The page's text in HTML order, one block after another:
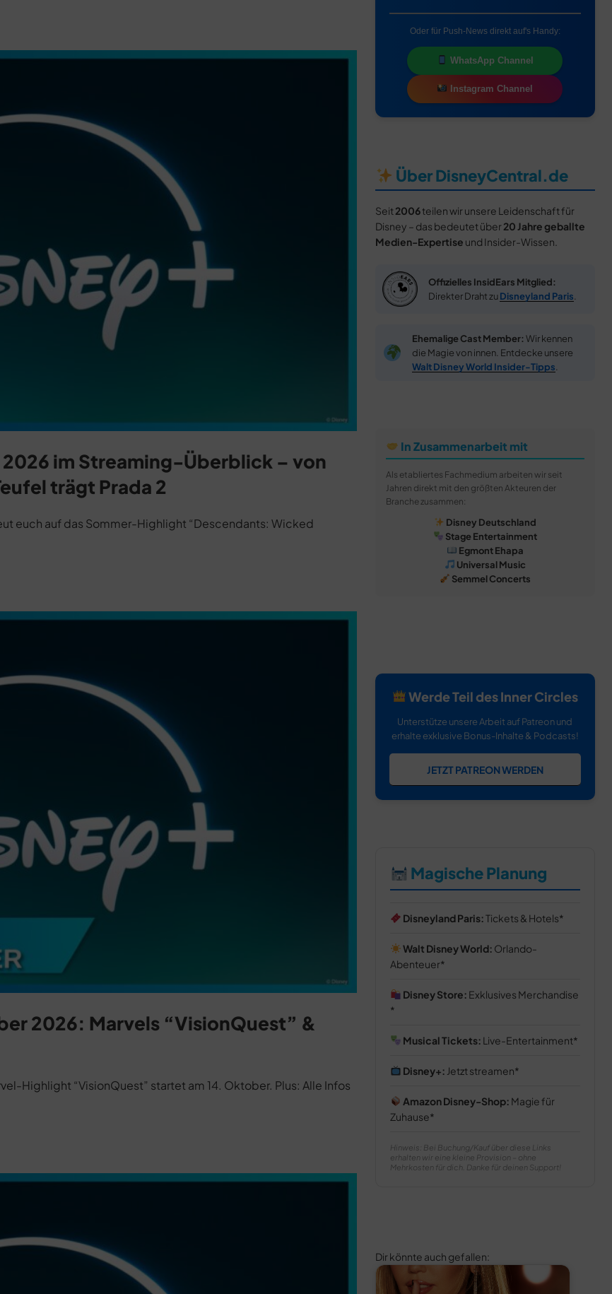
im Streaming-Überblick – von
trägt Prada 2
euch auf das Sommer-Highlight “Descendants: Wicked
2026: Marvels “VisionQuest” &
Highlight “VisionQuest” startet am 14. Oktober. Plus: Alle Infos
Oder für Push-News direkt auf's Handy:
WhatsApp Channel
Instagram Channel
Über DisneyCentral.de
Seit 2006teilen wir unsere Leidenschaft für
Disney – das bedeutet über 20 Jahre geballte
Medien-Expertise und Insider-Wissen.
Offizielles InsidEars Mitglied:
Direkter Draht zuDisneyland Paris
Ehemalige Cast Member: Wir kennen
die Magie von innen. Entdecke unsere
Walt Disney World Insider-Tipps
In Zusammenarbeit mit
Als etabliertes Fachmedium arbeiten wir seit
Jahren direkt mit den größten Akteuren der
Branche zusammen:
Disney Deutschland
Stage Entertainment
Egmont Ehapa
Universal Music
Semmel Concerts
Werde Teil des Inner Circles
Unterstütze unsere Arbeit auf Patreon und
erhalte exklusive Bonus-Inhalte & Podcasts!
JETZT PATREON WERDEN
Magische Planung
Disneyland Paris:Tickets & Hotels
Walt Disney World: Orlando-
Abenteuer
Disney Store: Exklusives Merchandise
Musical Tickets: Live-Entertainment
Disney+: Jetzt streamen
Amazon Disney-Shop: Magie für
Zuhause
Hinweis: Bei Buchung/Kauf über diese Links
erhalten wir eine kleine Provision – ohne
Mehrkosten für dich. Danke für deinen Support!
Dir könnte auch gefallen: